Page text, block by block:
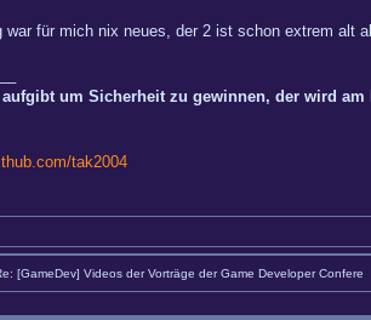
war für mich nix neues, der 2 ist schon extrem alt
um Sicherheit zu gewinnen, der wird
tak2004
[GameDev] Videos der Vorträge der Game Developer Confere